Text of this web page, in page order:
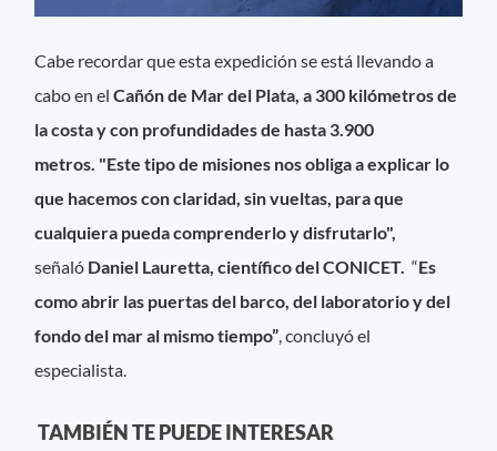
Cabe recordar que esta expedición se está llevando a
cabo en elCañón de Mar del Plata, a 300 kilómetros de
la costa y con profundidades de hasta 3.900
metros. "Este tipo de misiones nos obliga a explicar lo
que hacemos con claridad, sin vueltas, para que
cualquiera pueda comprenderlo y disfrutarlo",
señaló Daniel Lauretta, científico del CONICET. “Es
como abrir las puertas del barco, del laboratorio y del
fondo del mar al mismo tiempo”, concluyó el
especialista.
TAMBIÉN TE PUEDE INTERESAR